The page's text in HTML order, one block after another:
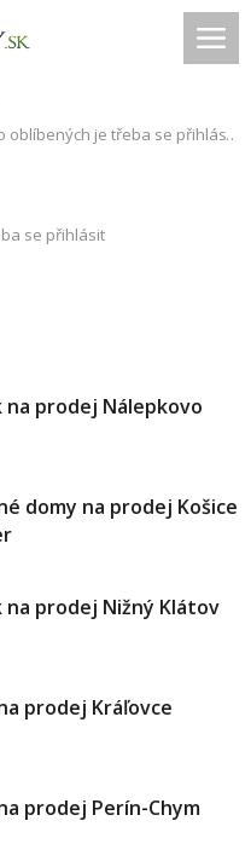
oblíbených je třeba se přihlásit
se přihlásit
na prodej Nálepkovo
domy na prodej Košice
na prodej Nižný Klátov
prodej Kráľovce
prodej Perín-Chym